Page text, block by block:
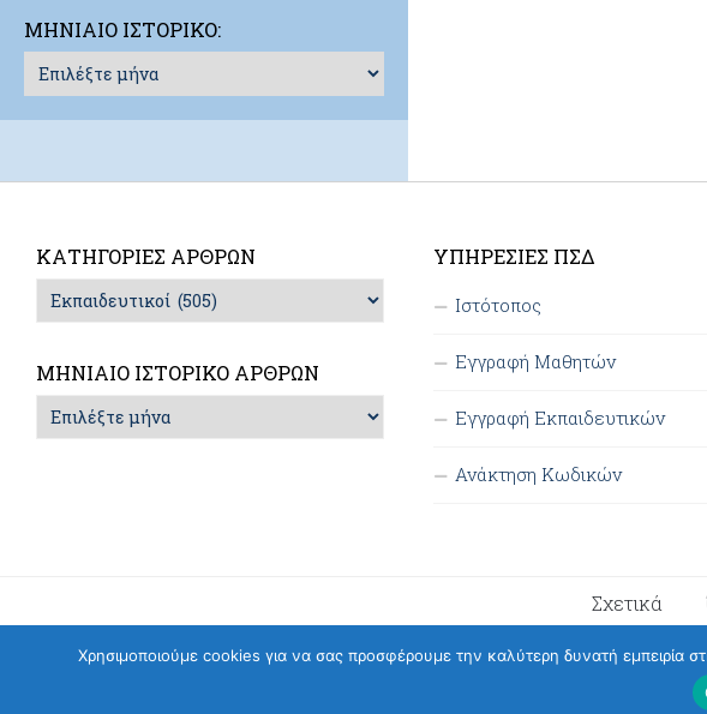
ΜΗΝΙΑΊΟ ΙΣΤΟΡΙΚΌ:
Μηνιαίο
Ιστορικό:
ΚΑΤΗΓΟΡΊΕΣ ΆΡΘΡΩΝ
Κατηγορίες
Άρθρων
ΜΗΝΙΑΊΟ ΙΣΤΟΡΙΚΌ ΆΡΘΡΩΝ
Μηνιαίο
Ιστορικό
ΥΠΗΡΕΣΊΕΣ ΠΣΔ
Ιστότοπος
Εγγραφή Μαθητών
Εγγραφή Εκπαιδευτικών
Ανάκτηση Κωδικών
Σχετικά
Χρησιμοποιούμε cookies για να σας προσφέρουμε την καλύτερη δυνατή εμπειρία